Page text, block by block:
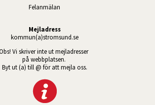
Felanmälan
Mejladress
kommun(a)stromsund.se
Vi skriver inte ut mejladresser
på webbplatsen.
Byt ut (a) till @ för att mejla oss.